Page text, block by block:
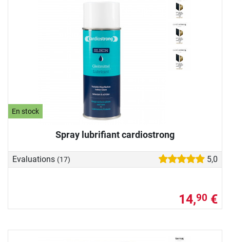
En stock
Spray lubrifiant cardiostrong
Evaluations (17) 5,0
14,90 €